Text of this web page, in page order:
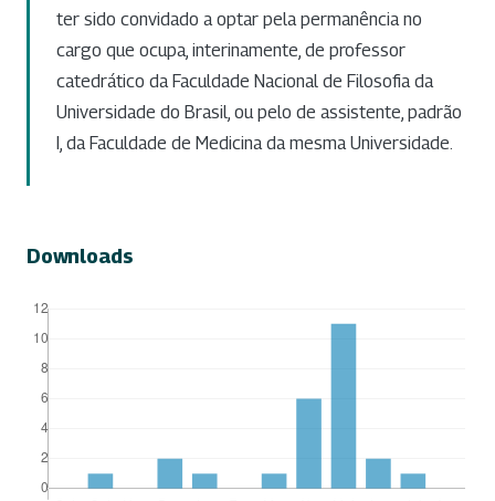
ter sido convidado a optar pela permanência no
cargo que ocupa, interinamente, de professor
catedrático da Faculdade Nacional de Filosofia da
Universidade do Brasil, ou pelo de assistente, padrão
I, da Faculdade de Medicina da mesma Universidade.
Downloads